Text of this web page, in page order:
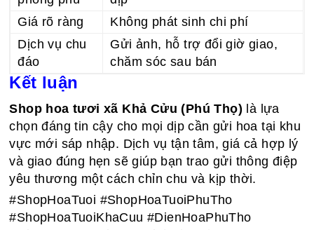
Giá rõ ràng
Không phát sinh chi phí
Dịch vụ chu
đáo
Gửi ảnh, hỗ trợ đổi giờ giao,
chăm sóc sau bán
Kết luận
Shop hoa tươi xã Khả Cửu (Phú Thọ) là lựa
chọn đáng tin cậy cho mọi dịp cần gửi hoa tại khu
vực mới sáp nhập. Dịch vụ tận tâm, giá cả hợp lý
và giao đúng hẹn sẽ giúp bạn trao gửi thông điệp
yêu thương một cách chỉn chu và kịp thời.
#ShopHoaTuoi #ShopHoaTuoiPhuTho
#ShopHoaTuoiKhaCuu #DienHoaPhuTho